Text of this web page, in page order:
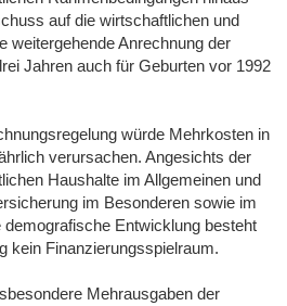
auf die wirtschaftlichen und
weitergehende Anrechnung der
Jahren auch für Geburten vor 1992
würde Mehrkosten in
verursachen. Angesichts der
Haushalte im Allgemeinen und
im Besonderen sowie im
Entwicklung besteht
kein Finanzierungsspielraum.
Mehrausgaben der